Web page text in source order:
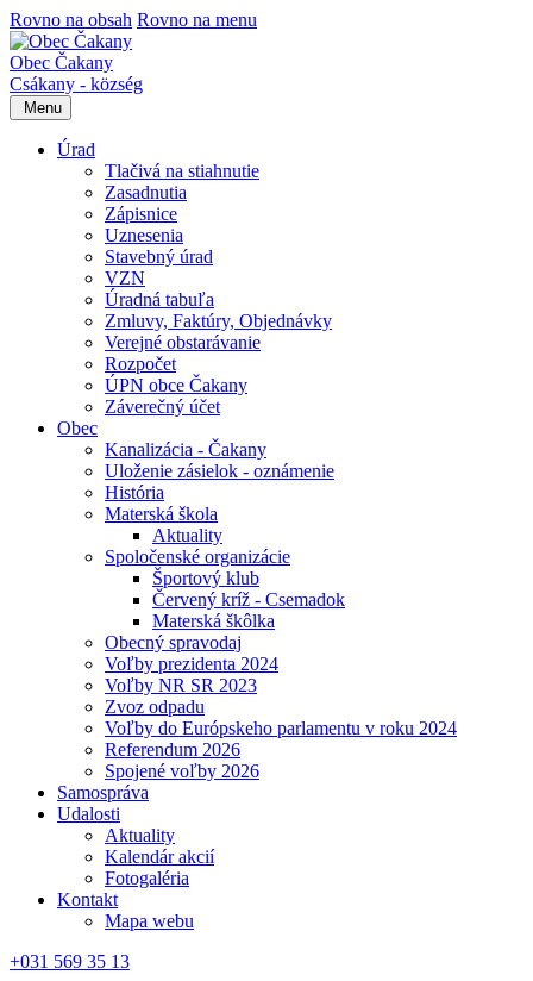
Rovno na obsah Rovno na menu
Obec Čakany
Csákany - község
Menu
Úrad
Tlačivá na stiahnutie
Zasadnutia
Zápisnice
Uznesenia
Stavebný úrad
VZN
Úradná tabuľa
Zmluvy, Faktúry, Objednávky
Verejné obstarávanie
Rozpočet
ÚPN obce Čakany
Záverečný účet
Obec
Kanalizácia - Čakany
Uloženie zásielok - oznámenie
História
Materská škola
Aktuality
Spoločenské organizácie
Športový klub
Červený kríž - Csemadok
Materská škôlka
Obecný spravodaj
Voľby prezidenta 2024
Voľby NR SR 2023
Zvoz odpadu
Voľby do Európskeho parlamentu v roku 2024
Referendum 2026
Spojené voľby 2026
Samospráva
Udalosti
Aktuality
Kalendár akcií
Fotogaléria
Kontakt
Mapa webu
+031 569 35 13